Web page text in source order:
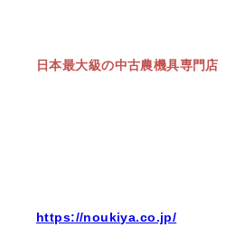
日本最大級の中古農機具専門店
https://noukiya.co.jp/